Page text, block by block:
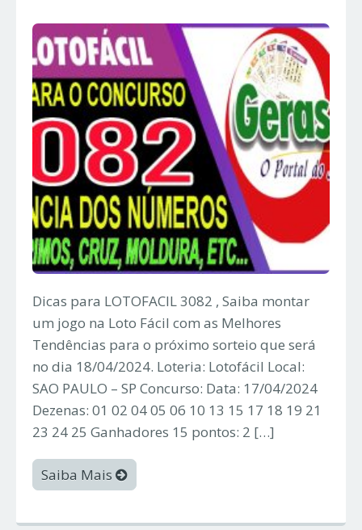
Dicas para LOTOFACIL 3082 , Saiba montar
um jogo na Loto Fácil com as Melhores
Tendências para o próximo sorteio que será
no dia 18/04/2024. Loteria: Lotofácil Local:
SAO PAULO – SP Concurso: Data: 17/04/2024
Dezenas: 01 02 04 05 06 10 13 15 17 18 19 21
23 24 25 Ganhadores 15 pontos: 2 […]
Saiba Mais